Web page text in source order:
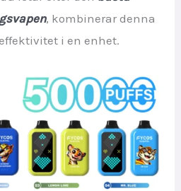
, kombinerar denna
i en enhet.